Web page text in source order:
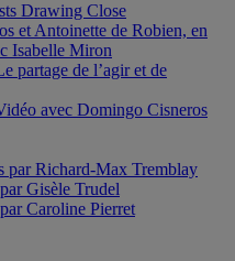
Drawing Close
et Antoinette de Robien, en
Isabelle Miron
partage de l’agir et de
avec Domingo Cisneros
par Richard-Max Tremblay
Gisèle Trudel
Caroline Pierret